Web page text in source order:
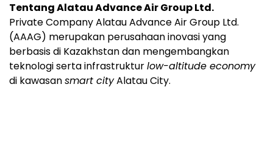
Tentang Alatau Advance Air Group Ltd.
Private Company Alatau Advance Air Group Ltd.
(AAAG) merupakan perusahaan inovasi yang
berbasis di Kazakhstan dan mengembangkan
teknologi serta infrastrukturlow-altitude economy
di kawasansmart cityAlatau City.